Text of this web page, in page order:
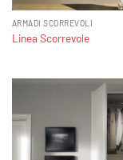
ARMADI SCORREVOLI
Linea Scorrevole